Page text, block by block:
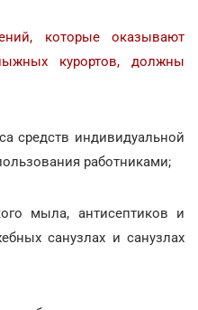
которые оказывают
курортов, должны
средств индивидуальной
работниками;
мыла, антисептиков и
санузлах и санузлах